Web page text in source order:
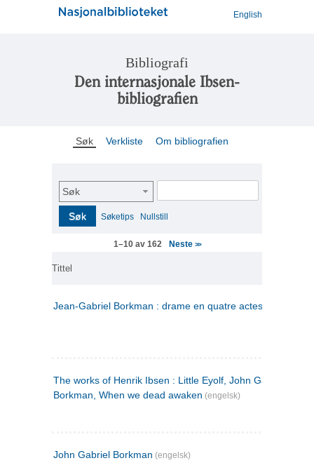
English
Bibliografi
Den internasjonale Ibsen-
bibliografien
Søk Verkliste Om bibliografien
Søk
Søk Søketips Nullstill
1–10 av 162 Neste >>
Tittel
Jean-Gabriel Borkman : drame en quatre actes
The works of Henrik Ibsen : Little Eyolf, John Gabriel
Borkman, When we dead awaken (engelsk)
John Gabriel Borkman (engelsk)